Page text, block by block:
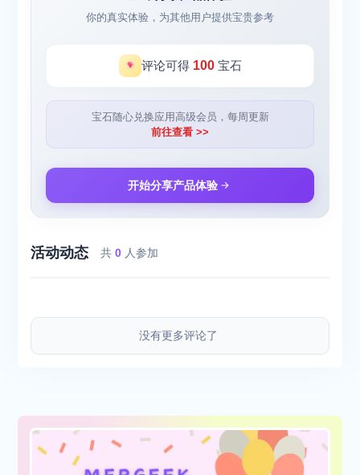
你的真实体验，为其他用户提供宝贵参考
评论可得 100宝石
宝石随心兑换应用高级会员，每周更新
前往查看 >>
开始分享产品体验
活动动态 共0 人参加
没有更多评论了